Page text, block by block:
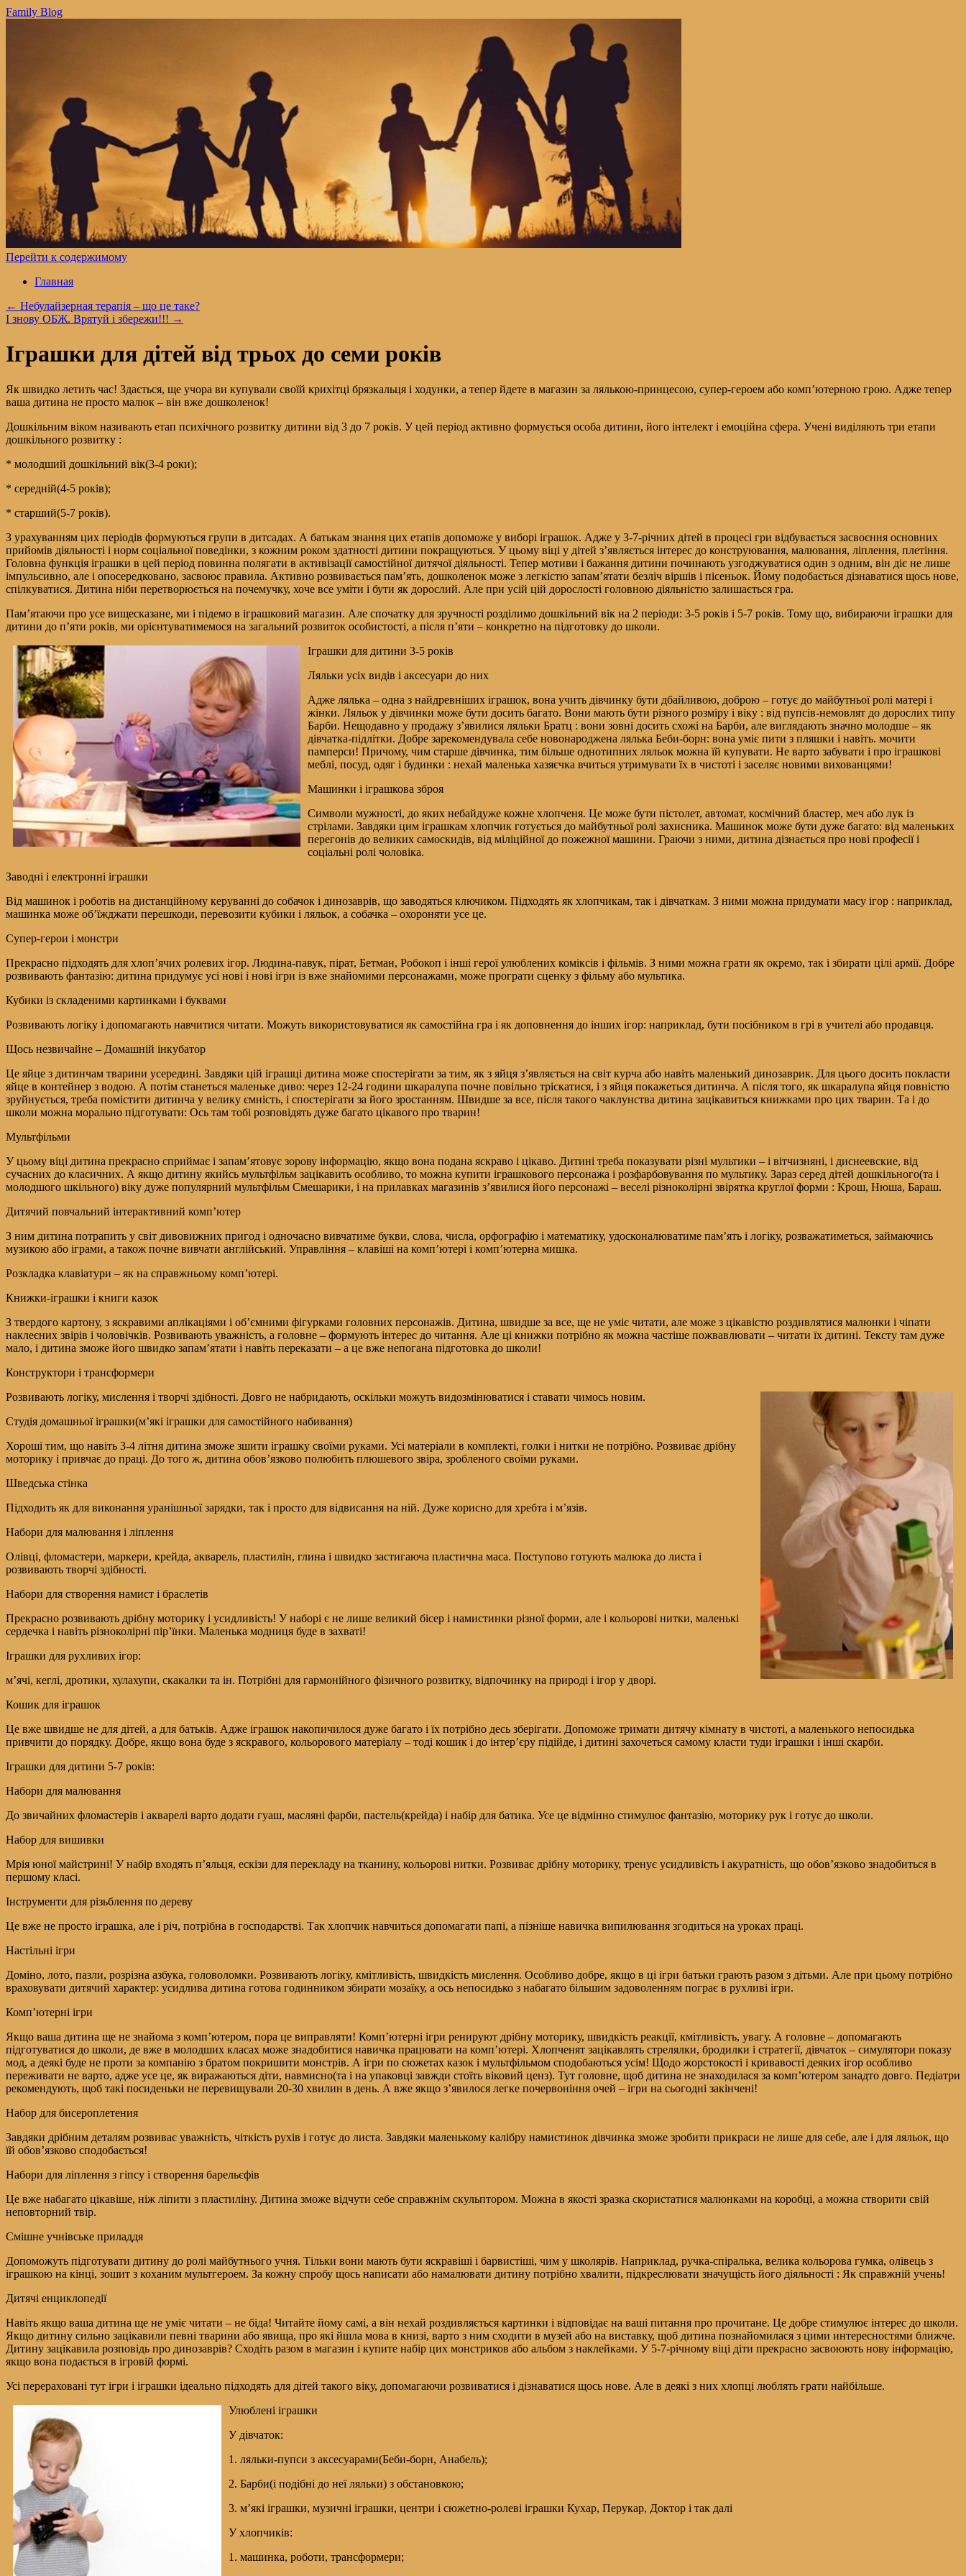
Family Blog
Перейти к содержимому
Главная
← Небулайзерная терапія – що це таке?
І знову ОБЖ. Врятуй і збережи!!! →
Іграшки для дітей від трьох до семи років
Як швидко летить час! Здається, ще учора ви купували своїй крихітці брязкальця і ходунки, а тепер йдете в магазин за лялькою-принцесою, супер-героем або комп’ютерною грою. Адже тепер
ваша дитина не просто малюк – він вже дошколенок!
Дошкільним віком називають етап психічного розвитку дитини від 3 до 7 років. У цей період активно формується особа дитини, його інтелект і емоційна сфера. Учені виділяють три етапи
дошкільного розвитку :
* молодший дошкільний вік(3-4 роки);
* середній(4-5 років);
* старший(5-7 років).
З урахуванням цих періодів формуються групи в дитсадах. А батькам знання цих етапів допоможе у виборі іграшок. Адже у 3-7-річних дітей в процесі гри відбувається засвоєння основних
прийомів діяльності і норм соціальної поведінки, з кожним роком здатності дитини покращуються. У цьому віці у дітей з’являється інтерес до конструювання, малювання, ліплення, плетіння.
Головна функція іграшки в цей період повинна полягати в активізації самостійної дитячої діяльності. Тепер мотиви і бажання дитини починають узгоджуватися один з одним, він діє не лише
імпульсивно, але і опосередковано, засвоює правила. Активно розвивається пам’ять, дошколенок може з легкістю запам’ятати безліч віршів і пісеньок. Йому подобається дізнаватися щось нове,
спілкуватися. Дитина ніби перетворюється на почемучку, хоче все уміти і бути як дорослий. Але при усій цій дорослості головною діяльністю залишається гра.
Пам’ятаючи про усе вищесказане, ми і підемо в іграшковий магазин. Але спочатку для зручності розділимо дошкільний вік на 2 періоди: 3-5 років і 5-7 років. Тому що, вибираючи іграшки для
дитини до п’яти років, ми орієнтуватимемося на загальний розвиток особистості, а після п’яти – конкретно на підготовку до школи.
Іграшки для дитини 3-5 років
Ляльки усіх видів і аксесуари до них
Адже лялька – одна з найдревніших іграшок, вона учить дівчинку бути дбайливою, доброю – готує до майбутньої ролі матері і
жінки. Ляльок у дівчинки може бути досить багато. Вони мають бути різного розміру і віку : від пупсів-немовлят до дорослих типу
Барби. Нещодавно у продажу з’явилися ляльки Братц : вони зовні досить схожі на Барби, але виглядають значно молодше – як
дівчатка-підлітки. Добре зарекомендувала себе новонароджена лялька Беби-борн: вона уміє пити з пляшки і навіть. мочити
памперси! Причому, чим старше дівчинка, тим більше однотипних ляльок можна їй купувати. Не варто забувати і про іграшкові
меблі, посуд, одяг і будинки : нехай маленька хазяєчка вчиться утримувати їх в чистоті і заселяє новими вихованцями!
Машинки і іграшкова зброя
Символи мужності, до яких небайдуже кожне хлопченя. Це може бути пістолет, автомат, космічний бластер, меч або лук із
стрілами. Завдяки цим іграшкам хлопчик готується до майбутньої ролі захисника. Машинок може бути дуже багато: від маленьких
перегонів до великих самоскидів, від міліційної до пожежної машини. Граючи з ними, дитина дізнається про нові професії і
соціальні ролі чоловіка.
Заводні і електронні іграшки
Від машинок і роботів на дистанційному керуванні до собачок і динозаврів, що заводяться ключиком. Підходять як хлопчикам, так і дівчаткам. З ними можна придумати масу ігор : наприклад,
машинка може об’їжджати перешкоди, перевозити кубики і ляльок, а собачка – охороняти усе це.
Супер-герои і монстри
Прекрасно підходять для хлоп’ячих ролевих ігор. Людина-павук, пірат, Бетман, Робокоп і інші герої улюблених коміксів і фільмів. З ними можна грати як окремо, так і збирати цілі армії. Добре
розвивають фантазію: дитина придумує усі нові і нові ігри із вже знайомими персонажами, може програти сценку з фільму або мультика.
Кубики із складеними картинками і буквами
Розвивають логіку і допомагають навчитися читати. Можуть використовуватися як самостійна гра і як доповнення до інших ігор: наприклад, бути посібником в грі в учителі або продавця.
Щось незвичайне – Домашній інкубатор
Це яйце з дитинчам тварини усередині. Завдяки цій іграшці дитина може спостерігати за тим, як з яйця з’являється на світ курча або навіть маленький динозаврик. Для цього досить покласти
яйце в контейнер з водою. А потім станеться маленьке диво: через 12-24 години шкаралупа почне повільно тріскатися, і з яйця покажеться дитинча. А після того, як шкаралупа яйця повністю
зруйнується, треба помістити дитинча у велику ємність, і спостерігати за його зростанням. Швидше за все, після такого чаклунства дитина зацікавиться книжками про цих тварин. Та і до
школи можна морально підготувати: Ось там тобі розповідять дуже багато цікавого про тварин!
Мультфільми
У цьому віці дитина прекрасно сприймає і запам’ятовує зорову інформацію, якщо вона подана яскраво і цікаво. Дитині треба показувати різні мультики – і вітчизняні, і диснеевские, від
сучасних до класичних. А якщо дитину якийсь мультфільм зацікавить особливо, то можна купити іграшкового персонажа і розфарбовування по мультику. Зараз серед дітей дошкільного(та і
молодшого шкільного) віку дуже популярний мультфільм Смешарики, і на прилавках магазинів з’явилися його персонажі – веселі різноколірні звірятка круглої форми : Крош, Нюша, Бараш.
Дитячий повчальний інтерактивний комп’ютер
З ним дитина потрапить у світ дивовижних пригод і одночасно вивчатиме букви, слова, числа, орфографію і математику, удосконалюватиме пам’ять і логіку, розважатиметься, займаючись
музикою або іграми, а також почне вивчати англійський. Управління – клавіші на комп’ютері і комп’ютерна мишка.
Розкладка клавіатури – як на справжньому комп’ютері.
Книжки-іграшки і книги казок
З твердого картону, з яскравими аплікаціями і об’ємними фігурками головних персонажів. Дитина, швидше за все, ще не уміє читати, але може з цікавістю роздивлятися малюнки і чіпати
наклеєних звірів і чоловічків. Розвивають уважність, а головне – формують інтерес до читання. Але ці книжки потрібно як можна частіше пожвавлювати – читати їх дитині. Тексту там дуже
мало, і дитина зможе його швидко запам’ятати і навіть переказати – а це вже непогана підготовка до школи!
Конструктори і трансформери
Розвивають логіку, мислення і творчі здібності. Довго не набридають, оскільки можуть видозмінюватися і ставати чимось новим.
Студія домашньої іграшки(м’які іграшки для самостійного набивання)
Хороші тим, що навіть 3-4 літня дитина зможе зшити іграшку своїми руками. Усі матеріали в комплекті, голки і нитки не потрібно. Розвиває дрібну
моторику і привчає до праці. До того ж, дитина обов’язково полюбить плюшевого звіра, зробленого своїми руками.
Шведська стінка
Підходить як для виконання уранішньої зарядки, так і просто для відвисання на ній. Дуже корисно для хребта і м’язів.
Набори для малювання і ліплення
Олівці, фломастери, маркери, крейда, акварель, пластилін, глина і швидко застигаюча пластична маса. Поступово готують малюка до листа і
розвивають творчі здібності.
Набори для створення намист і браслетів
Прекрасно розвивають дрібну моторику і усидливість! У наборі є не лише великий бісер і намистинки різної форми, але і кольорові нитки, маленькі
сердечка і навіть різноколірні пір’їнки. Маленька модниця буде в захваті!
Іграшки для рухливих ігор:
м’ячі, кеглі, дротики, хулахупи, скакалки та ін. Потрібні для гармонійного фізичного розвитку, відпочинку на природі і ігор у дворі.
Кошик для іграшок
Це вже швидше не для дітей, а для батьків. Адже іграшок накопичилося дуже багато і їх потрібно десь зберігати. Допоможе тримати дитячу кімнату в чистоті, а маленького непосидька
привчити до порядку. Добре, якщо вона буде з яскравого, кольорового матеріалу – тоді кошик і до інтер’єру підійде, і дитині захочеться самому класти туди іграшки і інші скарби.
Іграшки для дитини 5-7 років:
Набори для малювання
До звичайних фломастерів і акварелі варто додати гуаш, масляні фарби, пастель(крейда) і набір для батика. Усе це відмінно стимулює фантазію, моторику рук і готує до школи.
Набор для вишивки
Мрія юної майстрині! У набір входять п’яльця, ескізи для перекладу на тканину, кольорові нитки. Розвиває дрібну моторику, тренує усидливість і акуратність, що обов’язково знадобиться в
першому класі.
Інструменти для різьблення по дереву
Це вже не просто іграшка, але і річ, потрібна в господарстві. Так хлопчик навчиться допомагати папі, а пізніше навичка випилювання згодиться на уроках праці.
Настільні ігри
Доміно, лото, пазли, розрізна азбука, головоломки. Розвивають логіку, кмітливість, швидкість мислення. Особливо добре, якщо в ці ігри батьки грають разом з дітьми. Але при цьому потрібно
враховувати дитячий характер: усидлива дитина готова годинником збирати мозаїку, а ось непосидько з набагато більшим задоволенням пограє в рухливі ігри.
Комп’ютерні ігри
Якщо ваша дитина ще не знайома з комп’ютером, пора це виправляти! Комп’ютерні ігри ренируют дрібну моторику, швидкість реакції, кмітливість, увагу. А головне – допомагають
підготуватися до школи, де вже в молодших класах може знадобитися навичка працювати на комп’ютері. Хлопченят зацікавлять стрелялки, бродилки і стратегії, дівчаток – симулятори показу
мод, а деякі буде не проти за компанію з братом покришити монстрів. А ігри по сюжетах казок і мультфільмом сподобаються усім! Щодо жорстокості і кривавості деяких ігор особливо
переживати не варто, адже усе це, як виражаються діти, навмисно(та і на упаковці завжди стоїть віковий ценз). Тут головне, щоб дитина не знаходилася за комп’ютером занадто довго. Педіатри
рекомендують, щоб такі посиденьки не перевищували 20-30 хвилин в день. А вже якщо з’явилося легке почервоніння очей – ігри на сьогодні закінчені!
Набор для бисероплетения
Завдяки дрібним деталям розвиває уважність, чіткість рухів і готує до листа. Завдяки маленькому калібру намистинок дівчинка зможе зробити прикраси не лише для себе, але і для ляльок, що
їй обов’язково сподобається!
Набори для ліплення з гіпсу і створення барельєфів
Це вже набагато цікавіше, ніж ліпити з пластиліну. Дитина зможе відчути себе справжнім скульптором. Можна в якості зразка скористатися малюнками на коробці, а можна створити свій
неповторний твір.
Смішне учнівське приладдя
Допоможуть підготувати дитину до ролі майбутнього учня. Тільки вони мають бути яскравіші і барвистіші, чим у школярів. Наприклад, ручка-спіралька, велика кольорова гумка, олівець з
іграшкою на кінці, зошит з коханим мультгероем. За кожну спробу щось написати або намалювати дитину потрібно хвалити, підкреслювати значущість його діяльності : Як справжній учень!
Дитячі енциклопедії
Навіть якщо ваша дитина ще не уміє читати – не біда! Читайте йому самі, а він нехай роздивляється картинки і відповідає на ваші питання про прочитане. Це добре стимулює інтерес до школи.
Якщо дитину сильно зацікавили певні тварини або явища, про які йшла мова в книзі, варто з ним сходити в музей або на виставку, щоб дитина познайомилася з цими интересностями ближче.
Дитину зацікавила розповідь про динозаврів? Сходіть разом в магазин і купите набір цих монстриков або альбом з наклейками. У 5-7-річному віці діти прекрасно засвоюють нову інформацію,
якщо вона подається в ігровій формі.
Усі перераховані тут ігри і іграшки ідеально підходять для дітей такого віку, допомагаючи розвиватися і дізнаватися щось нове. Але в деякі з них хлопці люблять грати найбільше.
Улюблені іграшки
У дівчаток:
1. ляльки-пупси з аксесуарами(Беби-борн, Анабель);
2. Барби(і подібні до неї ляльки) з обстановкою;
3. м’які іграшки, музичні іграшки, центри і сюжетно-ролеві іграшки Кухар, Перукар, Доктор і так далі
У хлопчиків:
1. машинка, роботи, трансформери;